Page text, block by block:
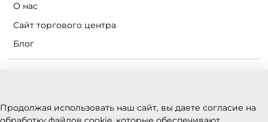
О нас
Сайт торгового центра
Блог
Условия обмена и возврата
Продолжая использовать наш сайт, вы даете согласие на